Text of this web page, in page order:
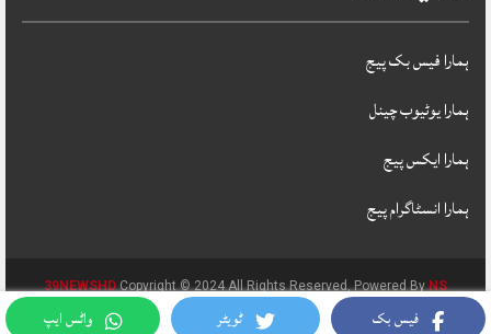
فیس بک ٹویٹر واٹس ایپ
ہمارا فیس بک پیج
ہمارا یوٹیوب چینل
ہمارا ایکس پیج
ہمارا انسٹاگرام پیج
39NEWSHDCopyright © 2024 All Rights Reserved, Powered ByNS
MICROTECHNOLOGIES PVT LTD